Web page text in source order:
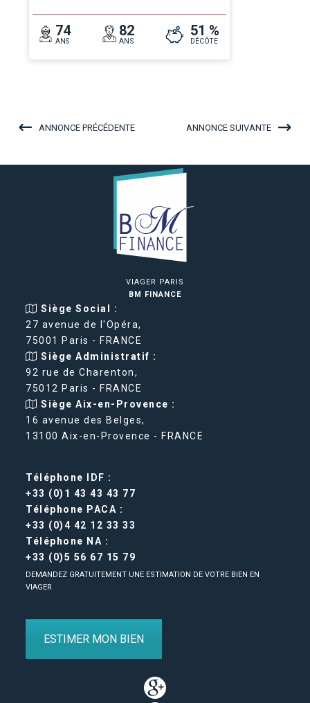
74
ANS
82
ANS
51 %
DÉCÔTE
ANNONCE PRÉCÉDENTE ANNONCE SUIVANTE
VIAGER PARIS
BM FINANCE
Siège Social :
27 avenue de l'Opéra,
75001 Paris - FRANCE
Siège Administratif :
92 rue de Charenton,
75012 Paris - FRANCE
Siège Aix-en-Provence :
16 avenue des Belges,
13100 Aix-en-Provence - FRANCE
Téléphone IDF :
+33 (0)1 43 43 43 77
Téléphone PACA :
+33 (0)4 42 12 33 33
Téléphone NA :
+33 (0)5 56 67 15 79
DEMANDEZ GRATUITEMENT UNE ESTIMATION DE VOTRE BIEN EN
VIAGER
ESTIMER MON BIEN